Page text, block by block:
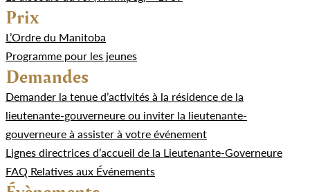
Prix
L’Ordre du Manitoba
Programme pour les jeunes
Demandes
Demander la tenue d’activités à la résidence de la
lieutenante-gouverneure ou inviter la lieutenante-
gouverneure à assister à votre événement
Lignes directrices d’accueil de la Lieutenante-Governeure
FAQ Relatives aux Événements